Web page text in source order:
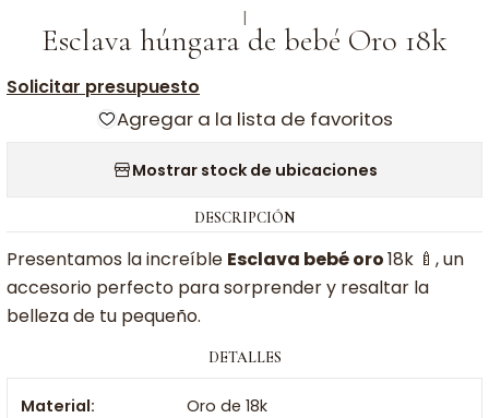
|
Esclava húngara de bebé Oro 18k
Solicitar presupuesto
Agregar a la lista de favoritos
Mostrar stock de ubicaciones
DESCRIPCIÓN
Presentamos la increíble Esclava bebé oro18k 🍼, un
accesorio perfecto para sorprender y resaltar la
belleza de tu pequeño.
DETALLES
Material: Oro de 18k